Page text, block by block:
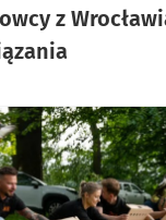
z